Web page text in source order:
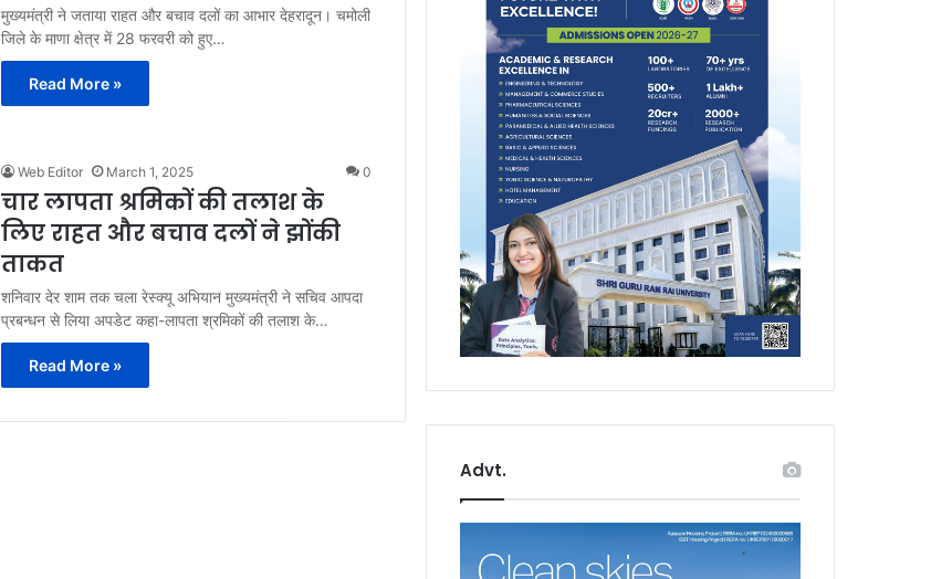
मुख्यमंत्री ने जताया राहत और बचाव दलों का आभार देहरादून। चमोली
जिले के माणा क्षेत्र में 28 फरवरी को हुए…
Read More »
Web Editor March 1, 2025 0
चार लापता श्रमिकों की तलाश के
लिए राहत और बचाव दलों ने झोंकी
ताकत
शनिवार देर शाम तक चला रेस्क्यू अभियान मुख्यमंत्री ने सचिव आपदा
प्रबन्धन से लिया अपडेट कहा-लापता श्रमिकों की तलाश के…
Read More »
Advt.